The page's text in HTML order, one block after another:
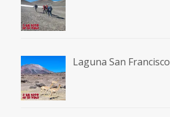
Laguna San Francisco